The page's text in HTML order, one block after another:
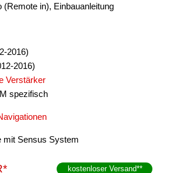
(Remote in), Einbauanleitung
2016)
2016)
Verstärker
spezifisch
mit Sensus System
kostenloser Versand**